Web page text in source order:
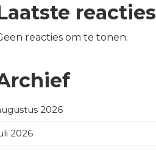
reacties
reacties om te tonen.
2026
2026